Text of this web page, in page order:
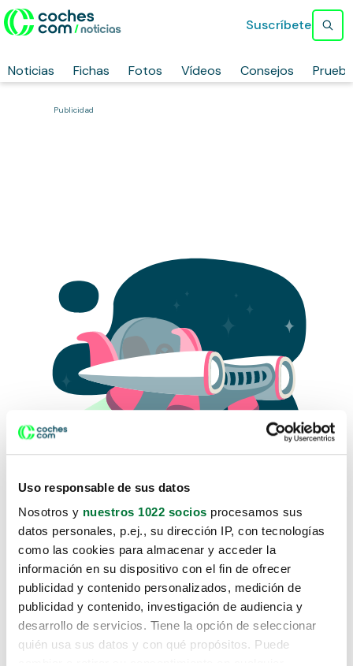
Uso responsable de sus datos
Nosotros y nuestros 1022 socios procesamos sus
datos personales, p.ej., su dirección IP, con tecnologías
como las cookies para almacenar y acceder la
información en su dispositivo con el fin de ofrecer
publicidad y contenido personalizados, medición de
publicidad y contenido, investigación de audiencia y
desarrollo de servicios. Tiene la opción de seleccionar
quién usa sus datos y con qué propósitos. Puede
Noticias Fichas Fotos Vídeos Consejos
Suscríbete
Publicidad
Lo sentimos, no sabemos como
te hemos traido hasta aquí.
Pero puedes encontrar el coche que estás
buscando en alguno de estos enlaces: